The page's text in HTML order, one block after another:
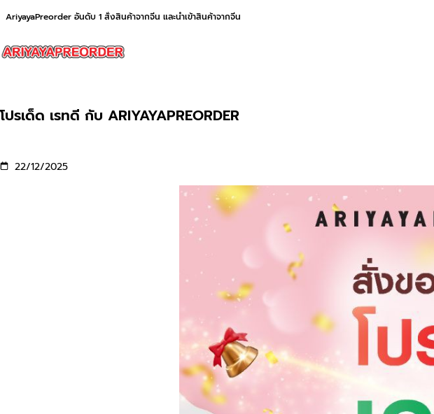
AriyayaPreorder อันดับ 1 สั่งสินค้าจากจีน และนำเข้าสินค้าจากจีน
โปรเด็ด เรทดี กับ ARIYAYAPREORDER
22/12/2025